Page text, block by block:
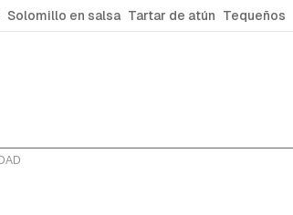
Solomillo en salsa Tartar de atún Tequeños